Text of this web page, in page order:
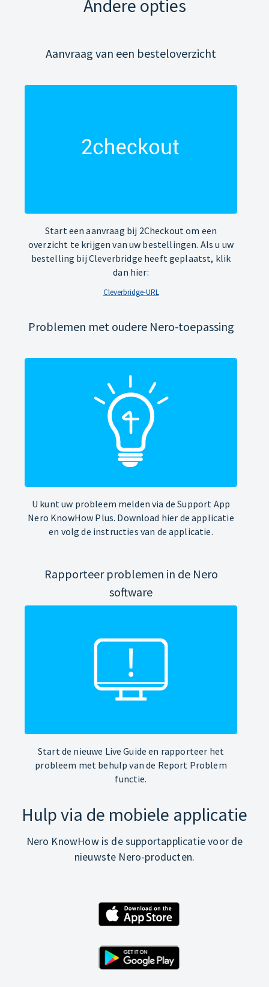
Andere opties
Aanvraag van een besteloverzicht
Start een aanvraag bij 2Checkout om een
overzicht te krijgen van uw bestellingen. Als u uw
bestelling bij Cleverbridge heeft geplaatst, klik
dan hier:
Cleverbridge-URL
Problemen met oudere Nero-toepassing
U kunt uw probleem melden via de Support App
Nero KnowHow Plus. Download hier de applicatie
en volg de instructies van de applicatie.
Rapporteer problemen in de Nero
software
Start de nieuwe Live Guide en rapporteer het
probleem met behulp van de Report Problem
functie.
Hulp via de mobiele applicatie
Nero KnowHow is de supportapplicatie voor de
nieuwste Nero-producten.